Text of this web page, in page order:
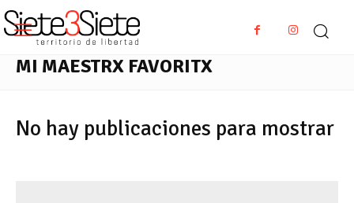
MI MAESTRX FAVORITX
No hay publicaciones para mostrar